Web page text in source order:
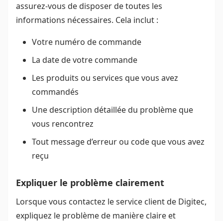
assurez-vous de disposer de toutes les
informations nécessaires. Cela inclut :
Votre numéro de commande
La date de votre commande
Les produits ou services que vous avez
commandés
Une description détaillée du problème que
vous rencontrez
Tout message d’erreur ou code que vous avez
reçu
Expliquer le problème clairement
Lorsque vous contactez le service client de Digitec,
expliquez le problème de manière claire et